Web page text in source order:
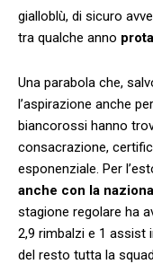
gialloblù, di sicuro
tra qualche anno
Una parabola che,
l’aspirazione anche per
biancorossi hanno
consacrazione,
esponenziale. Per
anche con la
stagione regolare ha
2,9 rimbalzi e 1 assist
del resto tutta la